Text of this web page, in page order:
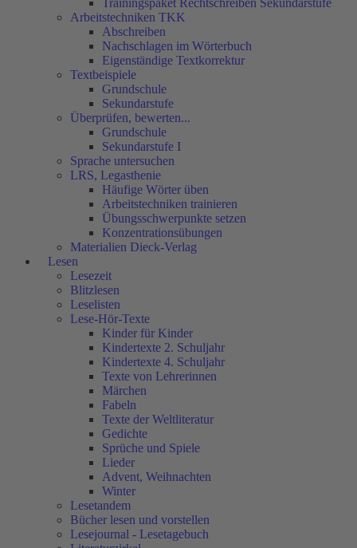
Trainingspaket Rechtschreiben Sekundarstufe
Arbeitstechniken TKK
Abschreiben
Nachschlagen im Wörterbuch
Eigenständige Textkorrektur
Textbeispiele
Grundschule
Sekundarstufe
Überprüfen, bewerten...
Grundschule
Sekundarstufe I
Sprache untersuchen
LRS, Legasthenie
Häufige Wörter üben
Arbeitstechniken trainieren
Übungsschwerpunkte setzen
Konzentrationsübungen
Materialien Dieck-Verlag
Lesen
Lesezeit
Blitzlesen
Leselisten
Lese-Hör-Texte
Kinder für Kinder
Kindertexte 2. Schuljahr
Kindertexte 4. Schuljahr
Texte von Lehrerinnen
Märchen
Fabeln
Texte der Weltliteratur
Gedichte
Sprüche und Spiele
Lieder
Advent, Weihnachten
Winter
Lesetandem
Bücher lesen und vorstellen
Lesejournal - Lesetagebuch